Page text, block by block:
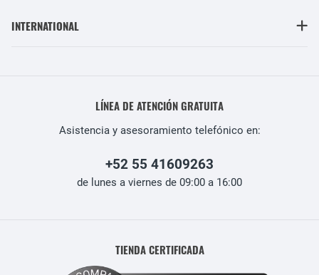
INTERNATIONAL
LÍNEA DE ATENCIÓN GRATUITA
Asistencia y asesoramiento telefónico en:
+52 55 41609263
de lunes a viernes de 09:00 a 16:00
TIENDA CERTIFICADA